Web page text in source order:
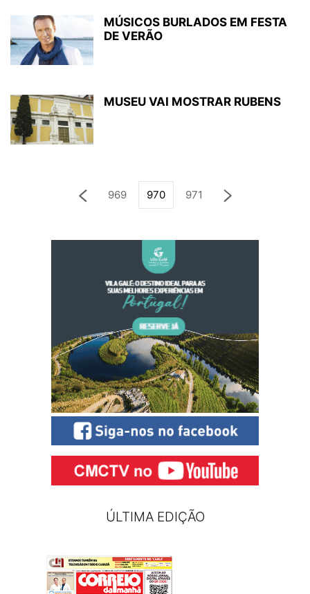
MÚSICOS BURLADOS EM FESTA
DE VERÃO
MUSEU VAI MOSTRAR RUBENS
969 970 971
ÚLTIMA EDIÇÃO